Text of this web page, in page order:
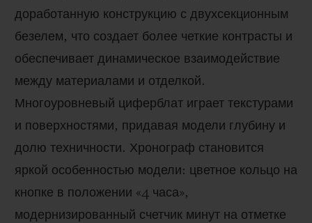
доработанную конструкцию с двухсекционным
безелем, что создает более четкие контрасты и
обеспечивает динамическое взаимодействие
между материалами и отделкой.
Многоуровневый циферблат играет текстурами
и поверхностями, придавая модели глубину и
долю техничности. Хронограф становится
яркой особенностью модели: цветное кольцо на
кнопке в положении «4 часа»,
модернизированный счетчик минут на отметке